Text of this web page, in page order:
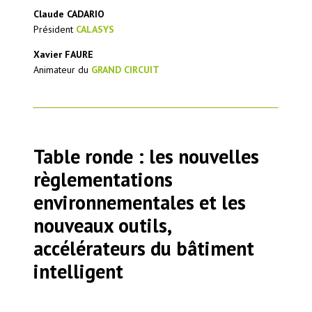
Claude CADARIO
Président CALASYS
Xavier FAURE
Animateur du GRAND CIRCUIT
Table ronde : les nouvelles
règlementations
environnementales et les
nouveaux outils,
accélérateurs du bâtiment
intelligent